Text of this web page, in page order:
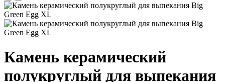
Камень керамический
полукруглый для выпекания